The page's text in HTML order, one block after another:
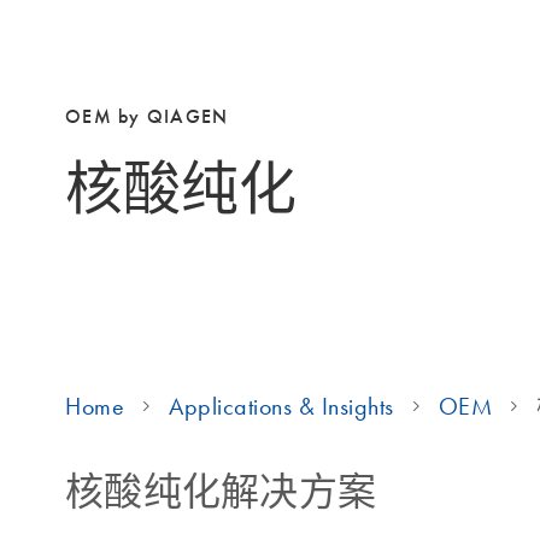
OEM by QIAGEN
核酸纯化
Home Applications & Insights OEM
核酸纯化解决方案